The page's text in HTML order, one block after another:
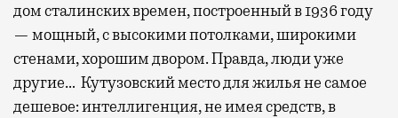
дом сталинских времен, построенный в 1936 году
— мощный, с высокими потолками, широкими
стенами, хорошим двором. Правда, люди уже
другие… Кутузовский место для жилья не самое
дешевое: интеллигенция, не имея средств, в